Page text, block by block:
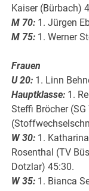
Kaiser (Bürbach)
M 70: 1. Jürgen
M 75: 1. Werner
Frauen
U 20: 1. Linn
Hauptklasse: 1.
Steffi Bröcher
W 30: 1.
Rosenthal (TV
Dotzlar) 45:30.
W 35: 1. Bianca